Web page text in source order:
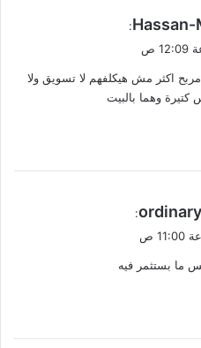
:
مربح اكثر مش هيكلفهم لا تسويق ولا
كتيرة وهما بالبيت
:
ما بستثمر فيه